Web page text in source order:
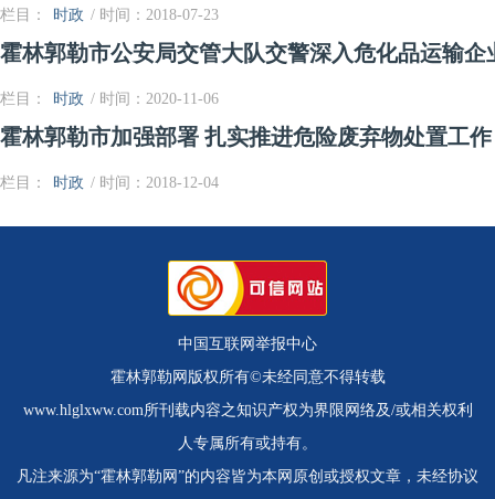
栏目： 时政 / 时间：2018-07-23
霍林郭勒市公安局交管大队交警深入危化品运输
栏目： 时政 / 时间：2020-11-06
霍林郭勒市加强部署 扎实推进危险废弃物处置工作
栏目： 时政 / 时间：2018-12-04
中国互联网举报中心
霍林郭勒网版权所有©未经同意不得转载
www.hlglxww.com所刊载内容之知识产权为界限网络及/或相关权利
人专属所有或持有。
凡注来源为“霍林郭勒网”的内容皆为本网原创或授权文章，未经协议